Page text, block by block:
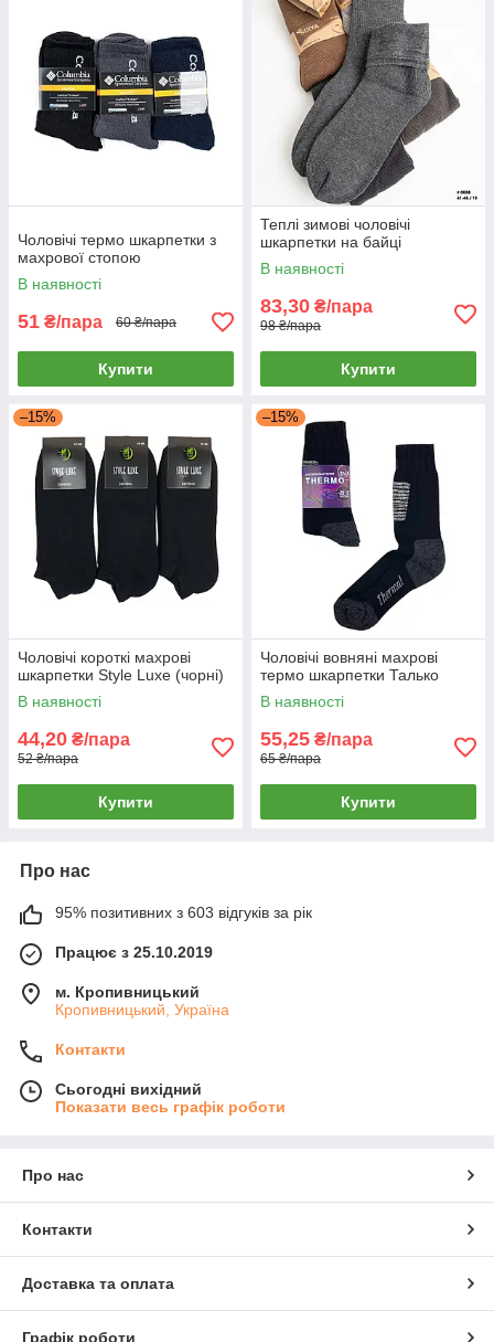
Чоловічі термо шкарпетки з
махрової стопою
В наявності
51 ₴/пара 60 ₴/пара
Купити
Теплі зимові чоловічі
шкарпетки на байці
В наявності
83,30 ₴/пара
98 ₴/пара
Купити
–15%
Чоловічі короткі махрові
шкарпетки Style Luxe (чорні)
В наявності
44,20 ₴/пара
52 ₴/пара
Купити
–15%
Чоловічі вовняні махрові
термо шкарпетки Талько
В наявності
55,25 ₴/пара
65 ₴/пара
Купити
Про нас
95% позитивних з 603 відгуків за рік
Працює з 25.10.2019
м. Кропивницький
Кропивницький, Україна
Контакти
Сьогодні вихідний
Показати весь графік роботи
Про нас
Контакти
Доставка та оплата
Графік роботи